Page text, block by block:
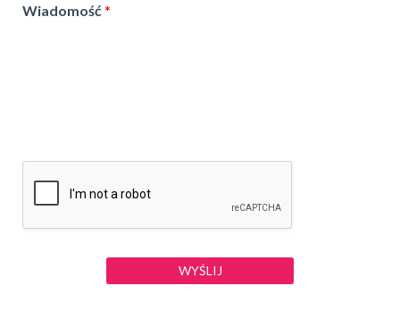
Wiadomość *
WYŚLIJ